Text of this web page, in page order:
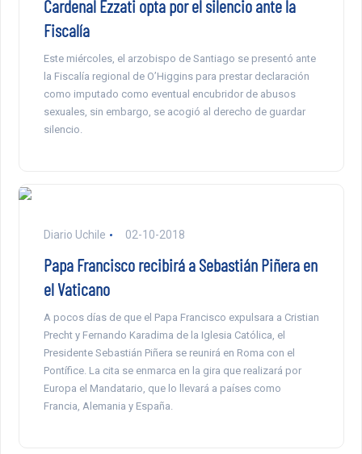
Cardenal Ezzati opta por el silencio ante la
Fiscalía
Este miércoles, el arzobispo de Santiago se presentó ante
la Fiscalía regional de O’Higgins para prestar declaración
como imputado como eventual encubridor de abusos
sexuales, sin embargo, se acogió al derecho de guardar
silencio.
Diario Uchile 02-10-2018
Papa Francisco recibirá a Sebastián Piñera en
el Vaticano
A pocos días de que el Papa Francisco expulsara a Cristian
Precht y Fernando Karadima de la Iglesia Católica, el
Presidente Sebastián Piñera se reunirá en Roma con el
Pontífice. La cita se enmarca en la gira que realizará por
Europa el Mandatario, que lo llevará a países como
Francia, Alemania y España.